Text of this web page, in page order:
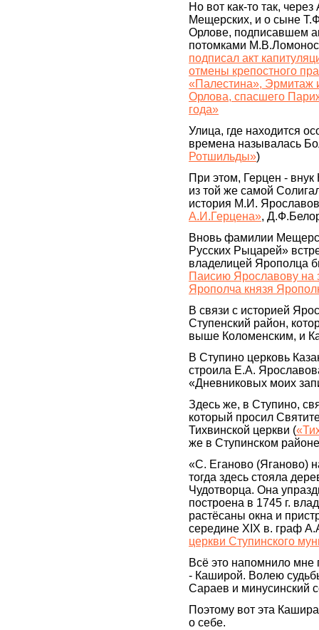
Но вот как-то так,
Мещерских, и о сыне
Орлове, подписавшем
потомками
подписал акт
отмены крепостного
«Палестина», Эрмитаж
Орлова, спасшего
года»
Улица, где находится
времена называлась
Ротшильды»)
При этом, Герцен -
из той же самой
история М.И.
А.И.Герцена»,
Вновь фамилии
Русских Рыцарей»
владелицей Ярополца
Паисию Ярославову на
Ярополча князя
В связи с историей
Ступенский район,
выше Коломенским, и
В Ступино церковь
строила Е.А.
«Дневниковых моих
Здесь же, в Ступино,
который просил
Тихвинской церкви (
же в Ступинском
«С. Еганово (Яганово)
тогда здесь стояла
Чудотворца. Она
построена в 1745 г.
растёсаны окна и
середине XIX в. граф
церкви Ступинского
Всё это напомнило мне
- Каширой. Волею
Сараев и минусинский
Поэтому вот эта
о себе.